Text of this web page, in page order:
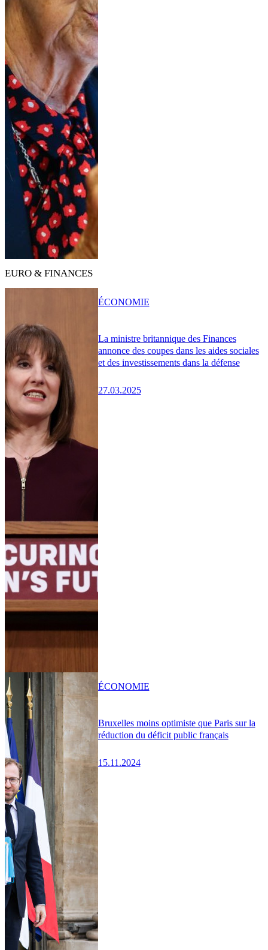
EURO & FINANCES
La ministre britannique des Finances
annonce des coupes dans les aides sociales
et des investissements dans la défense
27.03.2025
ÉCONOMIE
Bruxelles moins optimiste que Paris sur la
réduction du déficit public français
15.11.2024
ÉCONOMIE